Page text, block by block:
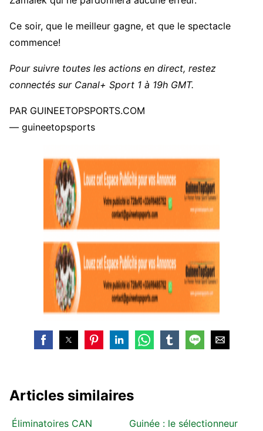
Ce soir, que le meilleur gagne, et que le spectacle
commence!
Pour suivre toutes les actions en direct, restez
connectés sur Canal+ Sport 1 à 19h GMT.
PAR GUINEETOPSPORTS.COM
— guineetopsports
Articles similaires
Éliminatoires CAN
Guinée : le sélectionneur